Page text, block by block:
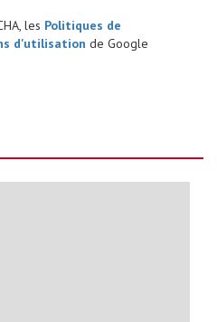
les Politiques de
d'utilisation de Google